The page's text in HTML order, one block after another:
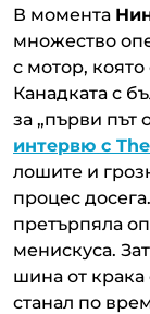
В момента
множество
с мотор,
Канадката с
за „първи път
интервю с
лошите и
процес
претърпяла
менискуса.
шина от крака
станал по